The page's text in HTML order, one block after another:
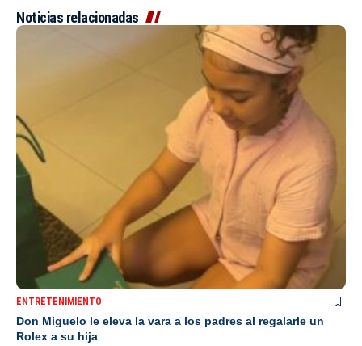
Noticias relacionadas
ENTRETENIMIENTO
Don Miguelo le eleva la vara a los padres al regalarle un
Rolex a su hija